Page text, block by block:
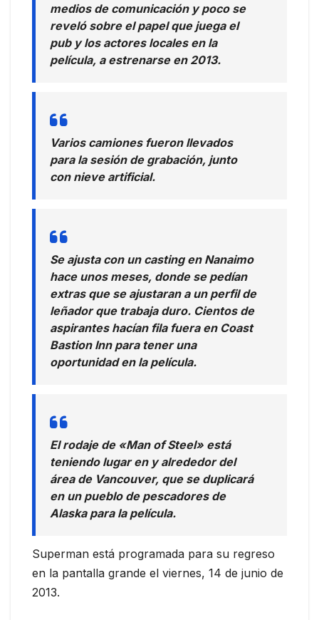
medios de comunicación y poco se
reveló sobre el papel que juega el
pub y los actores locales en la
película, a estrenarse en 2013.
Varios camiones fueron llevados
para la sesión de grabación, junto
con nieve artificial.
Se ajusta con un casting en Nanaimo
hace unos meses, donde se pedían
extras que se ajustaran a un perfil de
leñador que trabaja duro. Cientos de
aspirantes hacían fila fuera en Coast
Bastion Inn para tener una
oportunidad en la película.
El rodaje de «Man of Steel» está
teniendo lugar en y alrededor del
área de Vancouver, que se duplicará
en un pueblo de pescadores de
Alaska para la película.
Superman está programada para su regreso
en la pantalla grande el viernes, 14 de junio de
2013.